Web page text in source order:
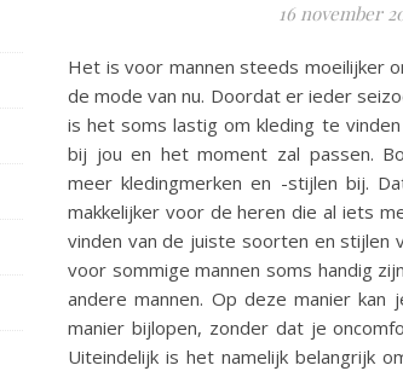
16 november
Het is voor mannen steeds moeilijker
de mode van nu. Doordat er ieder
is het soms lastig om kleding te
bij jou en het moment zal passen.
meer kledingmerken en -stijlen bij.
makkelijker voor de heren die al iets
vinden van de juiste soorten en stijlen
voor sommige mannen soms handig
andere mannen. Op deze manier
manier bijlopen, zonder dat je
Uiteindelijk is het namelijk belangrijk